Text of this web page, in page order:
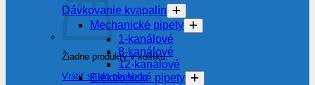
Žiadne produkty v košíku.
Vrátiť sa do obchodu
Dávkovanie kvapalín
Mechanické pipety
1-kanálové
8-kanálové
12-kanálové
Elektronické pipety